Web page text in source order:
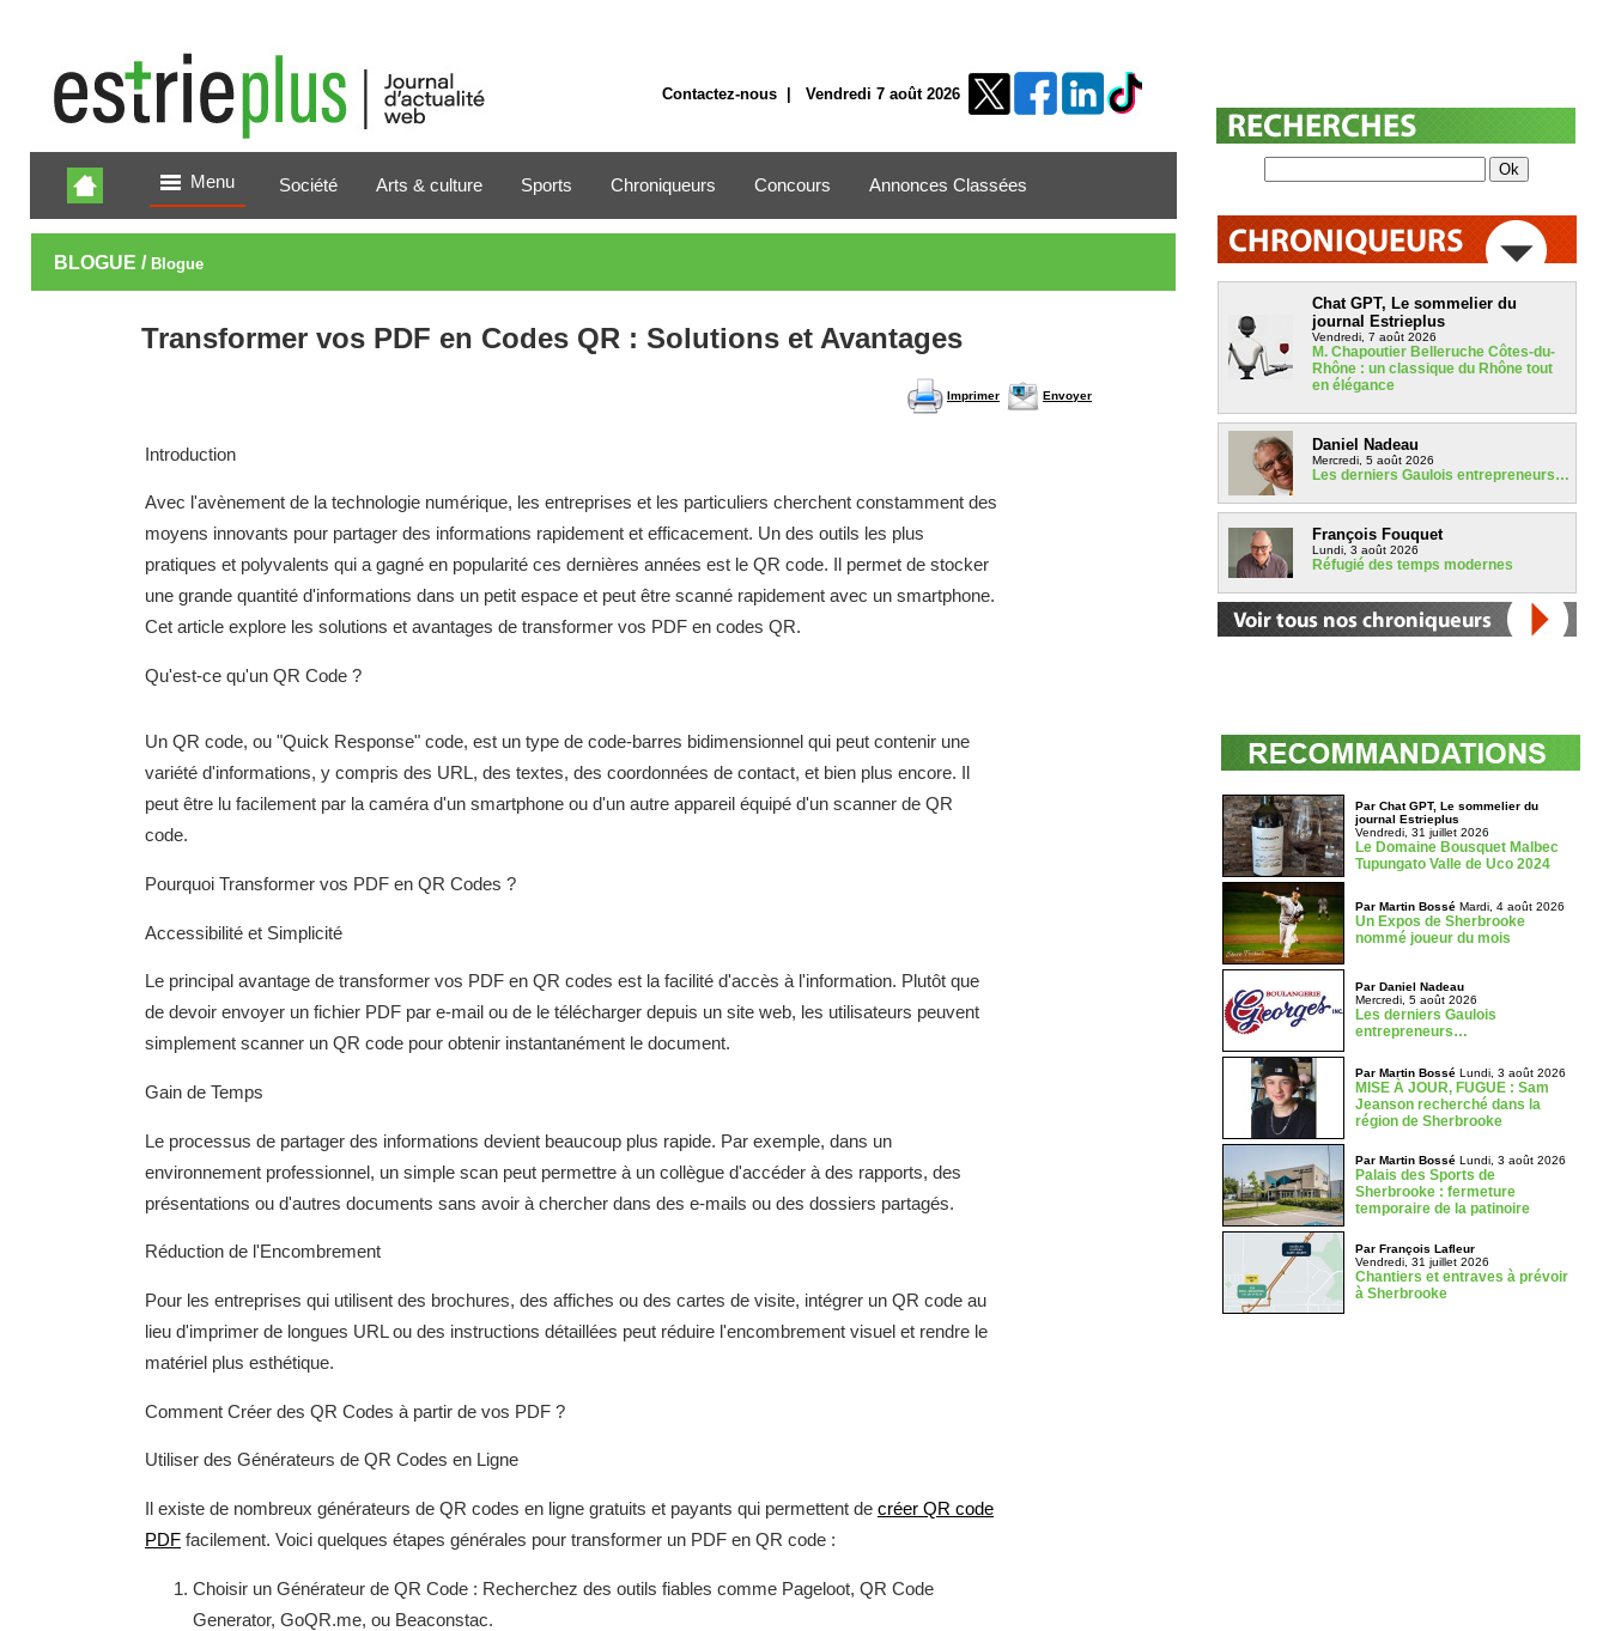
Contactez-nous| Vendredi 7 août 2026
Menu Société Arts & culture Sports Chroniqueurs Concours Annonces Classées
BLOGUE / Blogue
Transformer vos PDF en Codes QR : Solutions et Avantages
Imprimer Envoyer
Introduction
Avec l'avènement de la technologie numérique, les entreprises et les particuliers cherchent constamment des
moyens innovants pour partager des informations rapidement et efficacement. Un des outils les plus
pratiques et polyvalents qui a gagné en popularité ces dernières années est le QR code. Il permet de stocker
une grande quantité d'informations dans un petit espace et peut être scanné rapidement avec un smartphone.
Cet article explore les solutions et avantages de transformer vos PDF en codes QR.
Qu'est-ce qu'un QR Code ?
Un QR code, ou "Quick Response" code, est un type de code-barres bidimensionnel qui peut contenir une
variété d'informations, y compris des URL, des textes, des coordonnées de contact, et bien plus encore. Il
peut être lu facilement par la caméra d'un smartphone ou d'un autre appareil équipé d'un scanner de QR
code.
Pourquoi Transformer vos PDF en QR Codes ?
Accessibilité et Simplicité
Le principal avantage de transformer vos PDF en QR codes est la facilité d'accès à l'information. Plutôt que
de devoir envoyer un fichier PDF par e-mail ou de le télécharger depuis un site web, les utilisateurs peuvent
simplement scanner un QR code pour obtenir instantanément le document.
Gain de Temps
Le processus de partager des informations devient beaucoup plus rapide. Par exemple, dans un
environnement professionnel, un simple scan peut permettre à un collègue d'accéder à des rapports, des
présentations ou d'autres documents sans avoir à chercher dans des e-mails ou des dossiers partagés.
Réduction de l'Encombrement
Pour les entreprises qui utilisent des brochures, des affiches ou des cartes de visite, intégrer un QR code au
lieu d'imprimer de longues URL ou des instructions détaillées peut réduire l'encombrement visuel et rendre le
matériel plus esthétique.
Comment Créer des QR Codes à partir de vos PDF ?
Utiliser des Générateurs de QR Codes en Ligne
Il existe de nombreux générateurs de QR codes en ligne gratuits et payants qui permettent de créer QR code
PDF facilement. Voici quelques étapes générales pour transformer un PDF en QR code :
Choisir un Générateur de QR Code : Recherchez des outils fiables comme Pageloot, QR Code
Generator, GoQR.me, ou Beaconstac.
Chat GPT, Le sommelier du
journal Estrieplus
Vendredi, 7 août 2026
M. Chapoutier Belleruche Côtes-du-
Rhône : un classique du Rhône tout
en élégance
Daniel Nadeau
Mercredi, 5 août 2026
Les derniers Gaulois entrepreneurs…
François Fouquet
Lundi, 3 août 2026
Réfugié des temps modernes
Par Chat GPT, Le sommelier du
journal Estrieplus
Vendredi, 31 juillet 2026
Le Domaine Bousquet Malbec
Tupungato Valle de Uco 2024
Par Martin BosséMardi, 4 août 2026
Un Expos de Sherbrooke
nommé joueur du mois
Par Daniel Nadeau
Mercredi, 5 août 2026
Les derniers Gaulois
entrepreneurs…
Par Martin BosséLundi, 3 août 2026
MISE À JOUR, FUGUE : Sam
Jeanson recherché dans la
région de Sherbrooke
Par Martin BosséLundi, 3 août 2026
Palais des Sports de
Sherbrooke : fermeture
temporaire de la patinoire
Par François Lafleur
Vendredi, 31 juillet 2026
Chantiers et entraves à prévoir
à Sherbrooke